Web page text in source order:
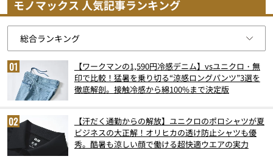
モノマックス 人気記事ランキング
【ワークマンの1,590円冷感デニム】vsユニクロ・無
印で比較！猛暑を乗り切る“涼感ロングパンツ”3選を
徹底解剖。接触冷感から綿100%まで決定版
【汗だく通勤からの解放】ユニクロのポロシャツが夏
ビジネスの大正解！オリヒカの透け防止シャツも優
秀。酷暑も涼しい顔で働ける超快適ウエアの実力